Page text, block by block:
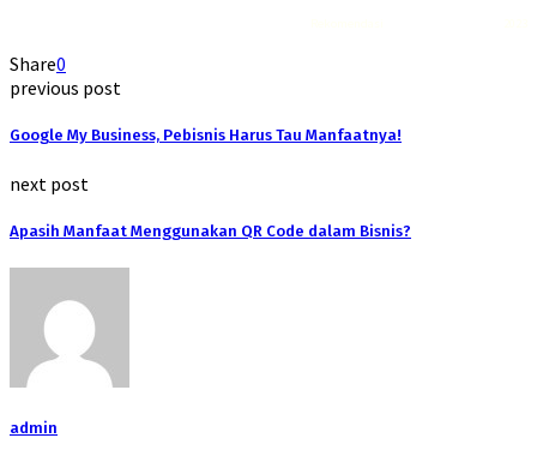
Share0
previous post
Google My Business, Pebisnis Harus Tau Manfaatnya!
next post
Apasih Manfaat Menggunakan QR Code dalam Bisnis?
admin